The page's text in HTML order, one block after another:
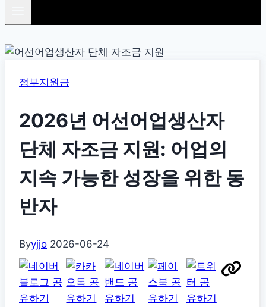
정부지원금
2026년 어선어업생산자
단체 자조금 지원: 어업의
지속 가능한 성장을 위한 동
반자
Byyjjo 2026-06-24